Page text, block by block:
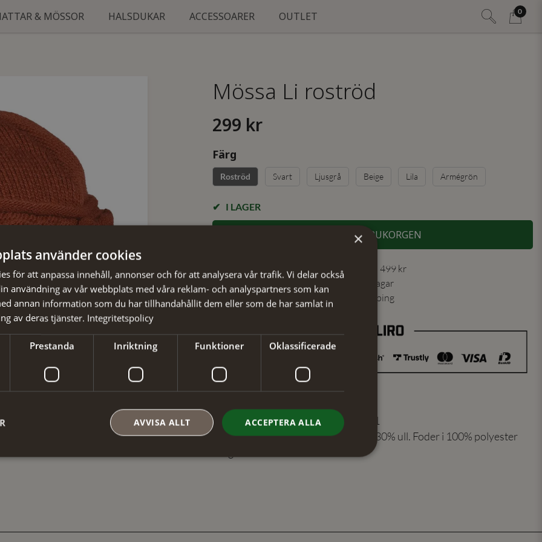
0
& MÖSSOR HALSDUKAR ACCESSOARER OUTLET
Mössa Li roströd
299 kr
Färg
Roströd Svart Ljusgrå Beige Lila Armégrön
I LAGER
LÄGG I VARUKORGEN
✓ Öppet köp i 30 dagar ✓ Fri frakt från 499 kr
✓ Din beställning skickas inom 1-2 vardagar
✓ Snabb leverans från vårt lager i Jönköping
Artikelnummer:
210206821
Material:
70% akryl, 30% ull. Foder i 100% polyester
×
använder cookies
för att anpassa innehåll, annonser och för att analysera vår trafik. Vi delar också
användning av vår webbplats med våra reklam- och analyspartners som kan
annan information som du har tillhandahållit dem eller som de har samlat in
av deras tjänster. Integritetspolicy
Prestanda Inriktning Funktioner Oklassificerade
ACCEPTERA ALLA
AVVISA ALLT